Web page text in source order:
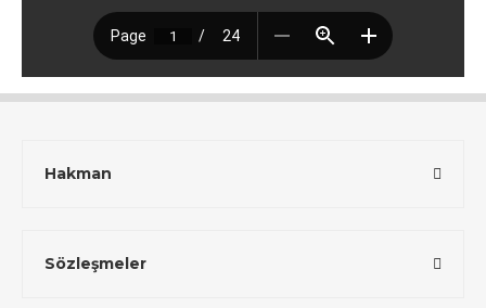
Hakman
Sözleşmeler